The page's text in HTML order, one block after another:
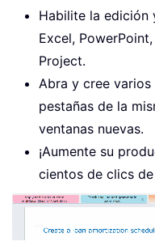
Habilite la edición
Excel,
Project.
Abra y cree
pestañas de la
ventanas nuevas.
¡Aumente su
cientos de clics